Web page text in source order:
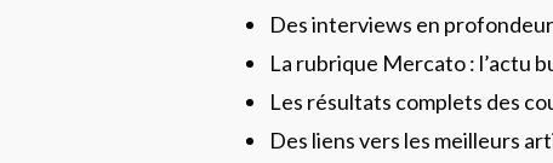
Des interviews en profondeur
La rubrique Mercato : l’actu
Les résultats complets des
Des liens vers les meilleurs